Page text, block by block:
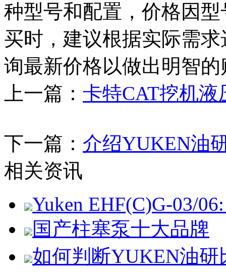
种型号和配置，价格因
买时，建议根据实际需
询最新价格以做出明智
上一篇： 卡特CAT挖机
下一篇： 介绍YUKEN油
相关资讯
Yuken EHF(C)G-03/
国产柱塞泵十大品牌
如何判断YUKEN油